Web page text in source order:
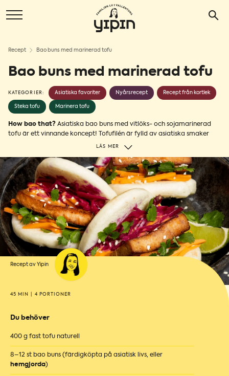
Recept Bao buns med marinerad tofu
Bao buns med marinerad tofu
KATEGORIER: Asiatiska favoriter Nyårsrecept Recept från kortlek
Steka tofu Marinera tofu
How bao that? Asiatiska bao buns med vitlöks- och sojamarinerad
tofu är ett vinnande koncept! Tofufilén är fylld av asiatiska smaker
och får dessutom en härligt krispig stekyta och saftigt inre. Pricken
fluffiga, nänstan molnliknande, bao buns. Välj mellan att göra
hemgjordaeller köp på asiatisk livs. Psst! Se till att ha ett durkslag
eller ångkorg hemma för att ånga dina bao buns!
LÄS MER
Recept av Yipin
45 MIN 4 PORTIONER
Du behöver
400 g fast tofu naturell
8–12 st bao buns (färdigköpta på asiatisk livs, eller
hemgjorda)